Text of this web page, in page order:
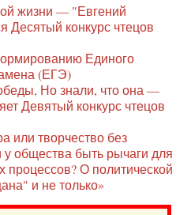
жизни — "Евгений
Десятый конкурс чтецов
Единого
(ЕГЭ)
Но знали, что она —
Девятый конкурс чтецов
или творчество без
общества быть рычаги для
О политической
и не только»